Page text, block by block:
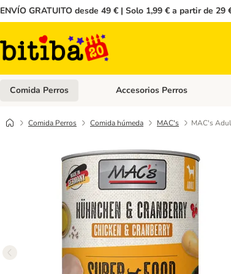
ENVÍO GRATUITO desde 49 € | Solo 1,99 € a partir de 29
Comida Perros Menú de categoria abierto:
Accesorios Perros
Comida Perros Comida húmeda MAC's MAC's